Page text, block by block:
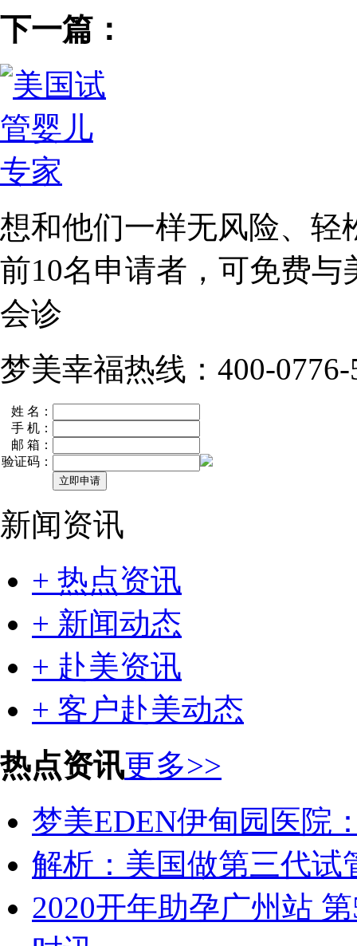
下一篇：
想和他们一样无风险、轻
前10名申请者，可免费与
会诊
梦美幸福热线：400-0776-
姓 名：
手 机：
邮 箱：
验证码：
新闻资讯
+ 热点资讯
+ 新闻动态
+ 赴美资讯
+ 客户赴美动态
热点资讯更多>>
梦美EDEN伊甸园医院
解析：美国做第三代试
2020开年助孕广州站